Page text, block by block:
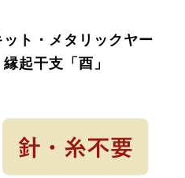
ト・メタリックヤー
起干支「酉」